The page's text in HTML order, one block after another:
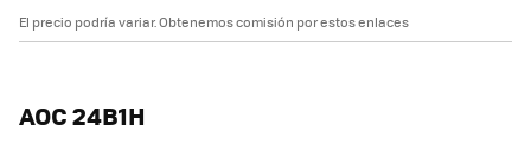
El precio podría variar. Obtenemos comisión por estos enlaces
AOC 24B1H